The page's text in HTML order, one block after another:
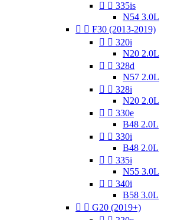
  335is
N54 3.0L
  F30 (2013-2019)
  320i
N20 2.0L
  328d
N57 2.0L
  328i
N20 2.0L
  330e
B48 2.0L
  330i
B48 2.0L
  335i
N55 3.0L
  340i
B58 3.0L
  G20 (2019+)